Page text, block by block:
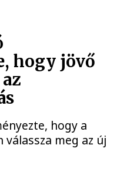
hogy jövő
hogy a
meg az új